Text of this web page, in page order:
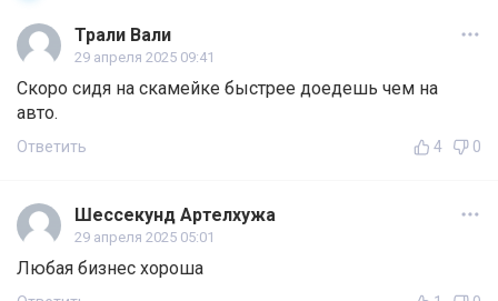
Трали Вали
29 апреля 2025 09:41
Скоро сидя на скамейке быстрее доедешь чем на
авто.
Ответить 4 0
Шессекунд Артелхужа
29 апреля 2025 05:01
Любая бизнес хороша